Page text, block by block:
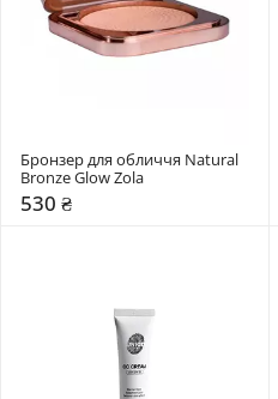
Бронзер для обличчя Natural
Bronze Glow Zola
530 ₴